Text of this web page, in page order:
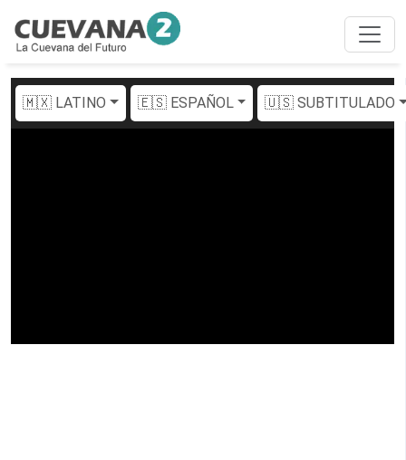
🇲🇽 LATINO 🇪🇸 ESPAÑOL 🇺🇸 SUBTITULADO